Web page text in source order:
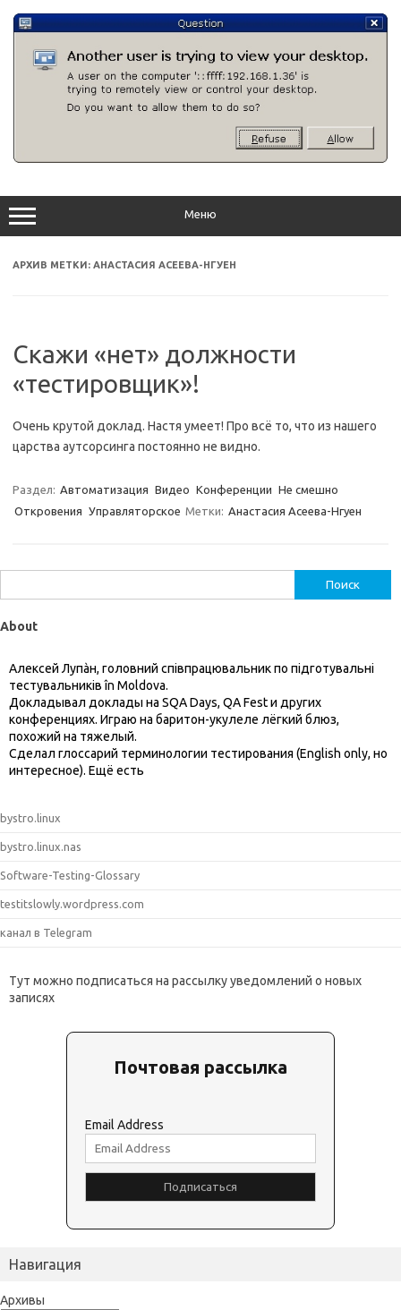
содержимому
Меню
АРХИВ МЕТКИ: АНАСТАСИЯ АСЕЕВА-НГУЕН
Скажи «нет» должности
«тестировщик»!
Очень крутой доклад. Настя умеет! Про всё то, что из нашего
царства аутсорсинга постоянно не видно.
Раздел: Автоматизация Видео Конференции Не смешно
Откровения Управляторское Метки: Анастасия Асеева-Нгуен
About
Алексей Лупàн, головний спiвпрацювальник по підготувальні
тестувальників în Moldova.
Докладывал доклады на SQA Days, QA Fest и других
конференциях. Играю на баритон-укулеле лёгкий блюз,
похожий на тяжелый.
Сделал глоссарий терминологии тестирования (English only, но
интересное). Ещё есть
bystro.linux
bystro.linux.nas
Software-Testing-Glossary
testitslowly.wordpress.com
канал в Telegram
Тут можно подписаться на рассылку уведомлений о новых
записях
Почтовая рассылка
Email Address
Навигация
Архивы